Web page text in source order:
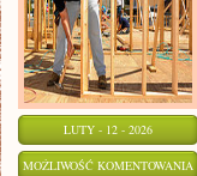
LUTY - 12 - 2026
MOŻLIWOŚĆ KOMENTOWANIA